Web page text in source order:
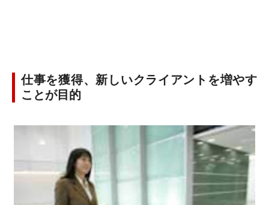
仕事を獲得、新しいクライアントを増やす
ことが目的